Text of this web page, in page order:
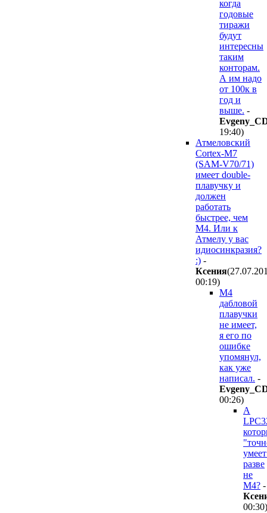
когда
годовые
тиражи
будут
интересны
таким
конторам.
А им надо
от 100к в
год и
выше. -
19:40)
Атмеловский
Cortex-M7
(SAM-V70/71)
имеет double-
плавучку и
должен
работать
быстрее, чем
M4. Или к
Атмелу у вас
идиосинкразия?
:) -
Ксения
00:19)
М4
дабловой
плавучки
не имеет,
я его по
ошибке
упомянул,
как уже
написал. -
00:26)
А
разве
не
M4? -
00:30)